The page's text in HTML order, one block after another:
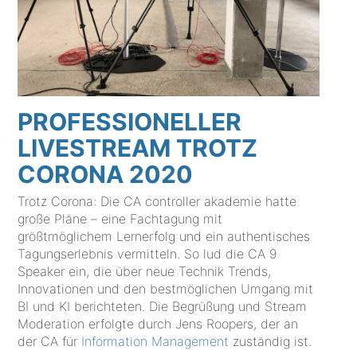
PROFESSIONELLER
LIVESTREAM TROTZ
CORONA 2020
Trotz Corona: Die CA controller akademie hatte
große Pläne – eine Fachtagung mit
größtmöglichem Lernerfolg und ein authentisches
Tagungserlebnis vermitteln. So lud die CA 9
Speaker ein, die über neue Technik Trends,
Innovationen und den bestmöglichen Umgang mit
BI und KI berichteten. Die Begrüßung und Stream
Moderation erfolgte durch Jens Roopers, der an
der CA für Information Management zuständig ist.